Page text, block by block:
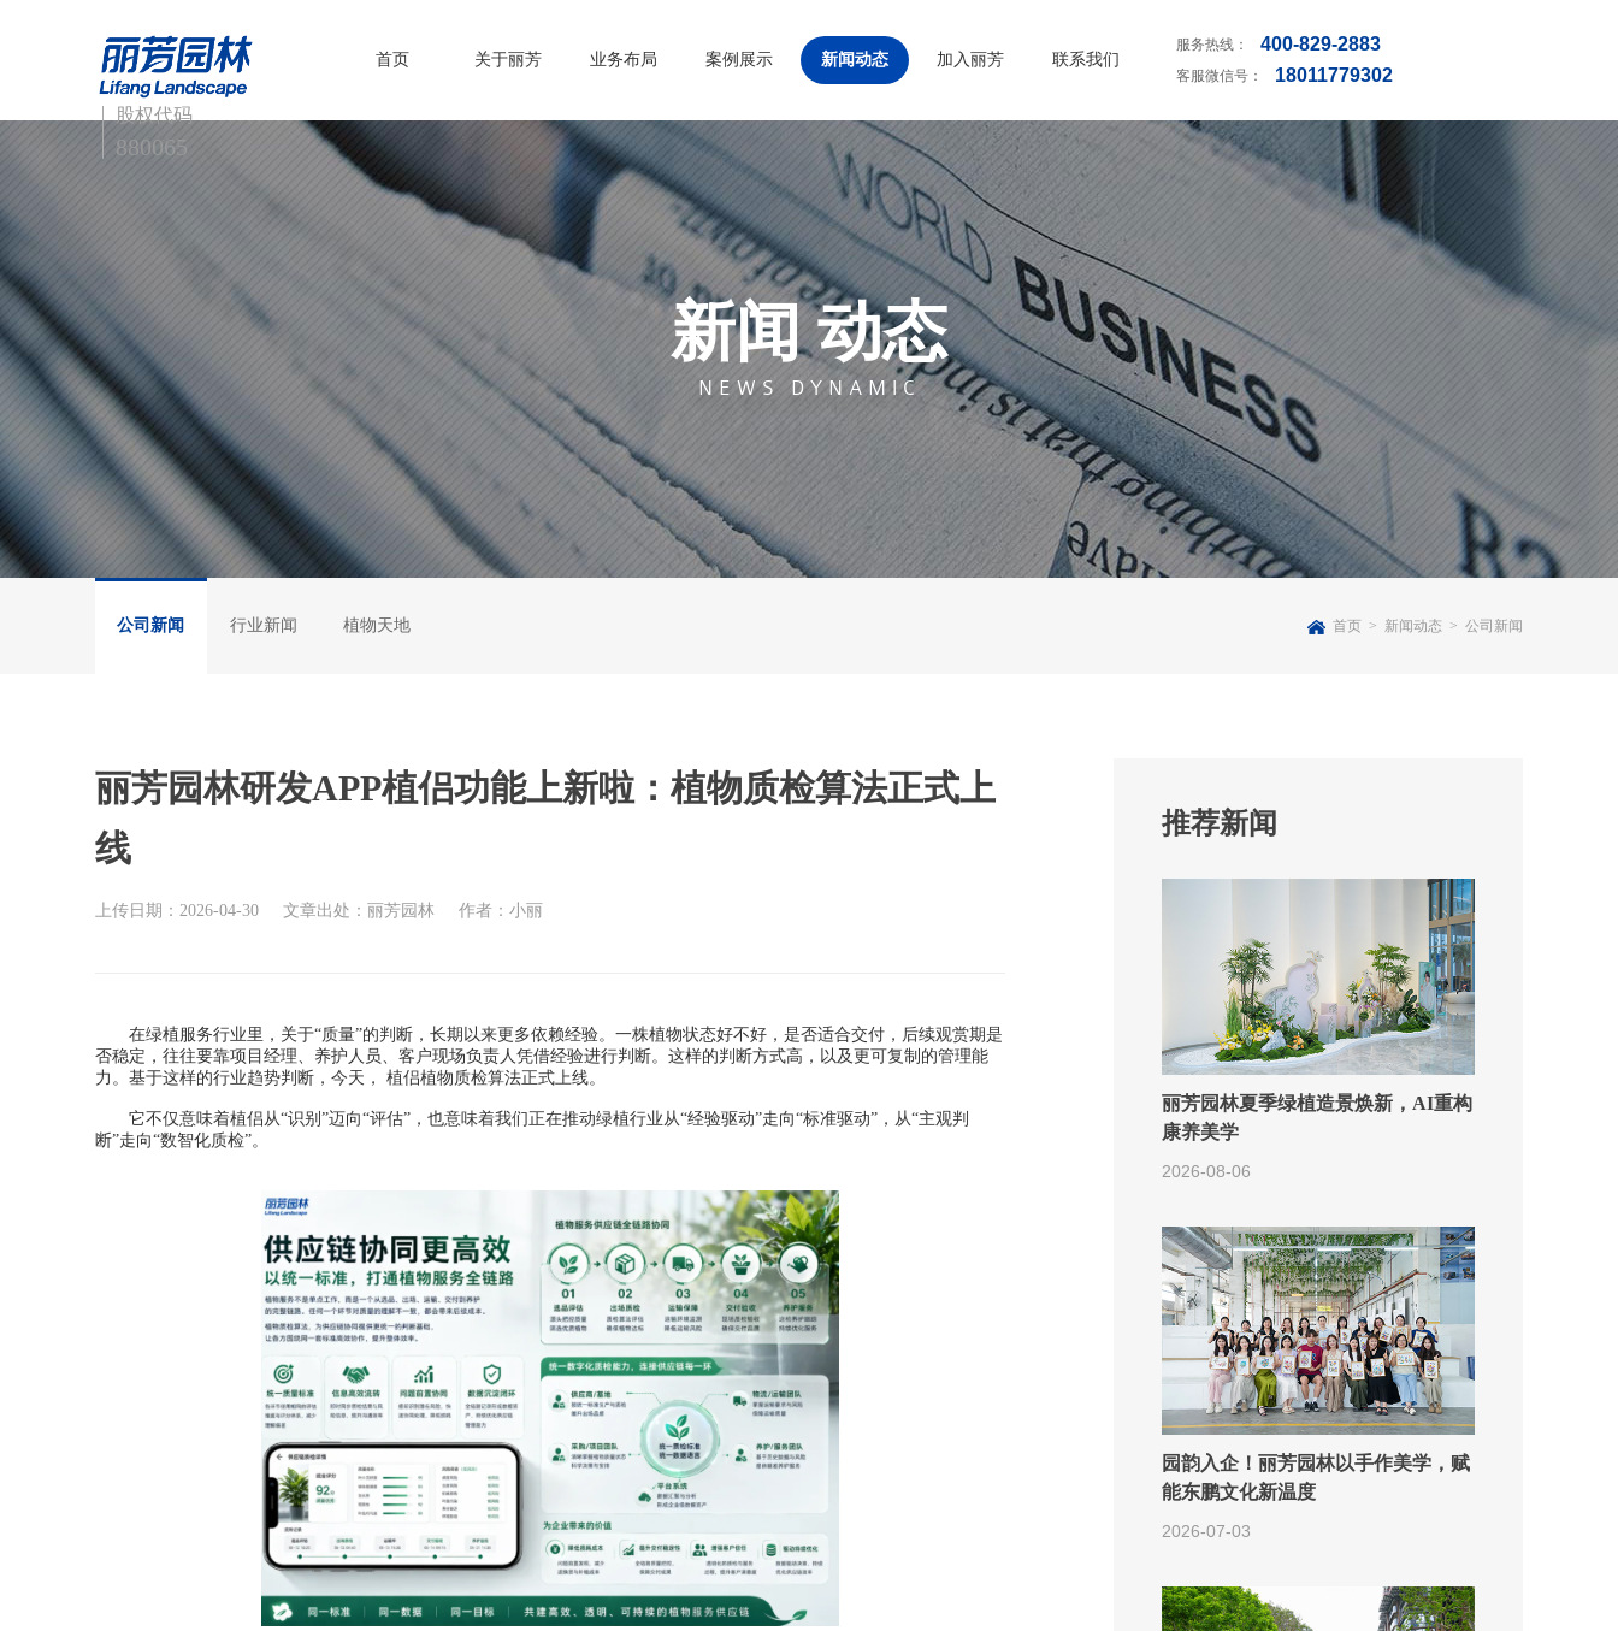
股权代码
880065
首页 关于丽芳 业务布局 案例展示 新闻动态 加入丽芳 联系我们
服务热线： 400-829-2883
客服微信号： 18011779302
新闻 动态
NEWS DYNAMIC
公司新闻 行业新闻 植物天地 首页 > 新闻动态 > 公司新闻
丽芳园林研发APP植侣功能上新啦：植物质检算法正式上
线
上传日期：2026-04-30 文章出处：丽芳园林 作者：小丽
在绿植服务行业里，关于“质量”的判断，长期以来更多依赖经验。一株植物状态好不好，是否适合交付，后续观赏期是
否稳定，往往要靠项目经理、养护人员、客户现场负责人凭借经验进行判断。这样的判断方式高，以及更可复制的管理能
力。基于这样的行业趋势判断，今天， 植侣植物质检算法正式上线。
它不仅意味着植侣从“识别”迈向“评估”，也意味着我们正在推动绿植行业从“经验驱动”走向“标准驱动”，从“主观判
断”走向“数智化质检”。
推荐新闻
丽芳园林夏季绿植造景焕新，AI重构
康养美学
2026-08-06
园韵入企！丽芳园林以手作美学，赋
能东鹏文化新温度
2026-07-03